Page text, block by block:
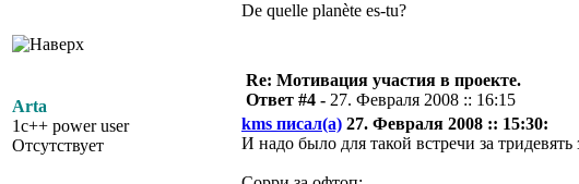
De quelle planète es-tu?
Arta
1c++ power user
Отсутствует
Re: Мотивация участия в проекте.
Ответ #4 - 27. Февраля 2008 :: 16:15
kms писал(а) 27. Февраля 2008 :: 15:30:
И надо было для такой встречи за тридевять